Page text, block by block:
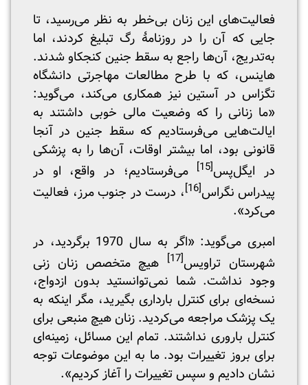
فعالیت‌های این زنان بی‌خطر به نظر می‌رسید، تا
جایی که آن را در روزنامۀ رگ تبلیغ کردند، اما
به‌تدریج، آن‌ها راجع به سقط جنین کنجکاو شدند.
هاینس، که با طرح مطالعات مهاجرتی دانشگاه
تگزاس در آستین نیز همکاری می‌کند، می‌گوید:
«ما زنانی را که وضعیت مالی خوبی داشتند به
ایالت‌هایی می‌فرستادیم که سقط جنین در آنجا
قانونی بود، اما بیشتر اوقات، آن‌ها را به پزشکی
در ایگل‌پس
می‌فرستادیم؛ در واقع، او در
پیدراس نگراس
، درست در جنوب مرز، فعالیت
می‌کرد».
امبری می‌گوید: «اگر به سال 1970 برگردید، در
شهرستان تراویس
هیچ متخصص زنان زنی
وجود نداشت. شما نمی‌توانستید بدون ازدواج،
نسخه‌ای برای کنترل بارداری بگیرید، مگر اینکه به
یک پزشک مراجعه می‌کردید. زنان هیچ منبعی برای
کنترل باروری نداشتند. تمام این مسائل، زمینه‌ای
برای بروز تغییرات بود. ما به این موضوعات توجه
نشان دادیم و سپس تغییرات را آغاز کردیم».